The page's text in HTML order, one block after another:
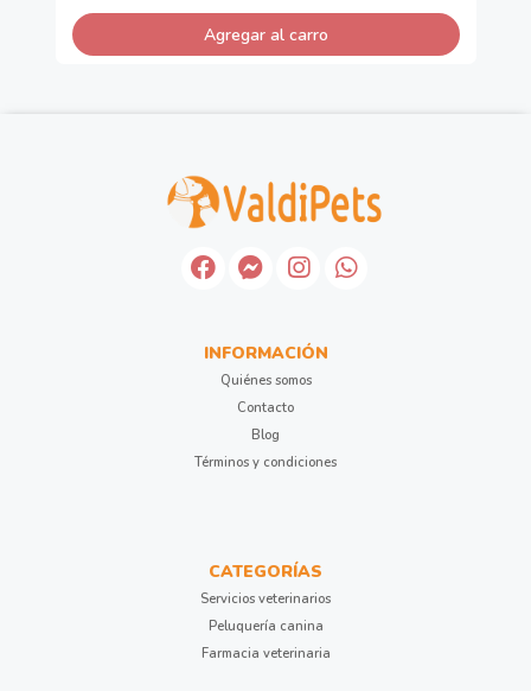
Agregar al carro
INFORMACIÓN
Quiénes somos
Contacto
Blog
Términos y condiciones
CATEGORÍAS
Servicios veterinarios
Peluquería canina
Farmacia veterinaria